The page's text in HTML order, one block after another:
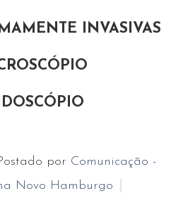
INVASIVAS
por Comunicação -
Novo Hamburgo